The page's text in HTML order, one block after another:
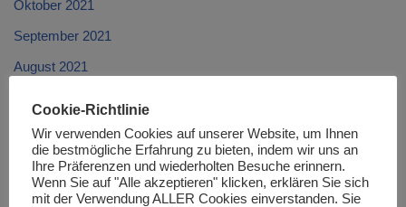
Oktober 2021
September 2021
August 2021
Juni 2021
Mai 2021
April 2021
Cookie-Richtlinie
Wir verwenden Cookies auf unserer Website, um Ihnen
die bestmögliche Erfahrung zu bieten, indem wir uns an
Ihre Präferenzen und wiederholten Besuche erinnern.
Wenn Sie auf "Alle akzeptieren" klicken, erklären Sie sich
mit der Verwendung ALLER Cookies einverstanden. Sie